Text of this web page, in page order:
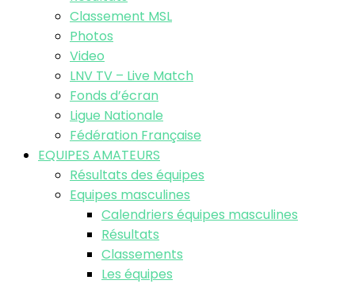
Classement MSL
Photos
Video
LNV TV – Live Match
Fonds d’écran
Ligue Nationale
Fédération Française
EQUIPES AMATEURS
Résultats des équipes
Equipes masculines
Calendriers équipes masculines
Résultats
Classements
Les équipes